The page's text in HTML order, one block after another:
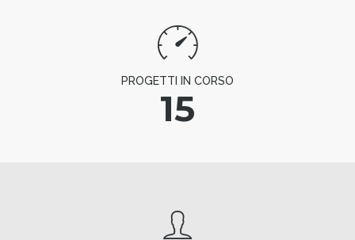
PROGETTI IN CORSO
15